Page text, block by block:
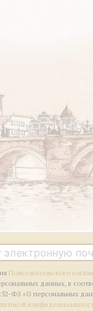
Пользовательского
данных, в
ФЗ «О персональных